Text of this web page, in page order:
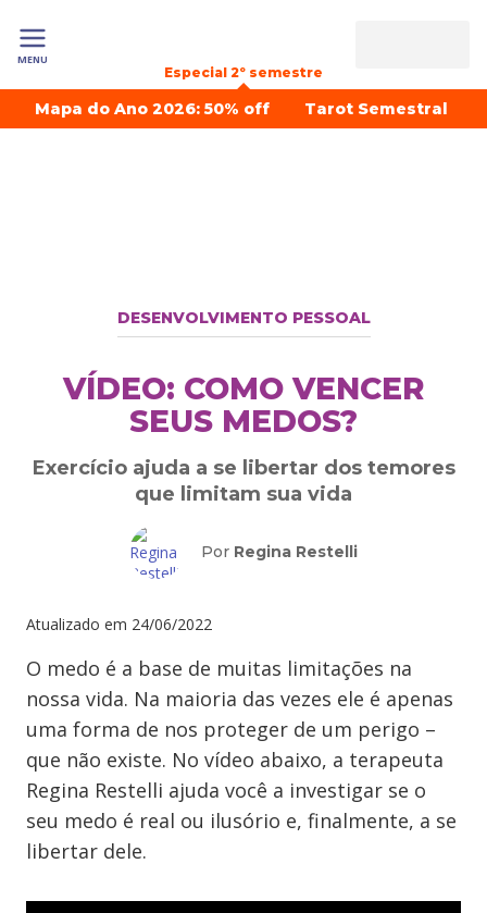
MENU
Especial 2º semestre
Mapa do Ano 2026: 50% off Tarot Semestral
DESENVOLVIMENTO PESSOAL
VÍDEO: COMO VENCER
SEUS MEDOS?
Exercício ajuda a se libertar dos temores
que limitam sua vida
Por Regina Restelli
Atualizado em 24/06/2022
O medo é a base de muitas limitações na
nossa vida. Na maioria das vezes ele é apenas
uma forma de nos proteger de um perigo –
que não existe. No vídeo abaixo, a terapeuta
Regina Restelli ajuda você a investigar se o
seu medo é real ou ilusório e, finalmente, a se
libertar dele.